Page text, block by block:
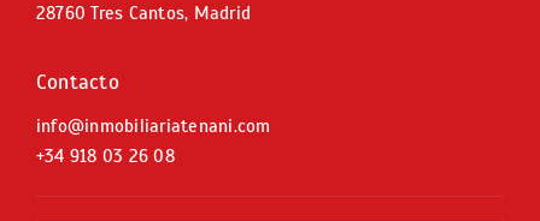
28760 Tres Cantos, Madrid
Contacto
info@inmobiliariatenani.com
+34 918 03 26 08